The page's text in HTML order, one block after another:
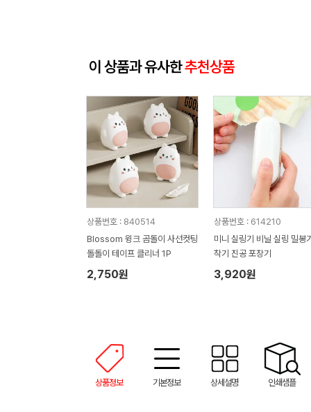
이 상품과 유사한추천상품
상품번호 : 840514
Blossom 윙크 곰돌이 사선컷팅
돌돌이 테이프 클리너 1P
2,750원
상품번호 : 614210
미니 실링기 비닐 실링 밀봉
착기 진공 포장기
3,920원
상품정보 기본정보 상세설명 인쇄샘플